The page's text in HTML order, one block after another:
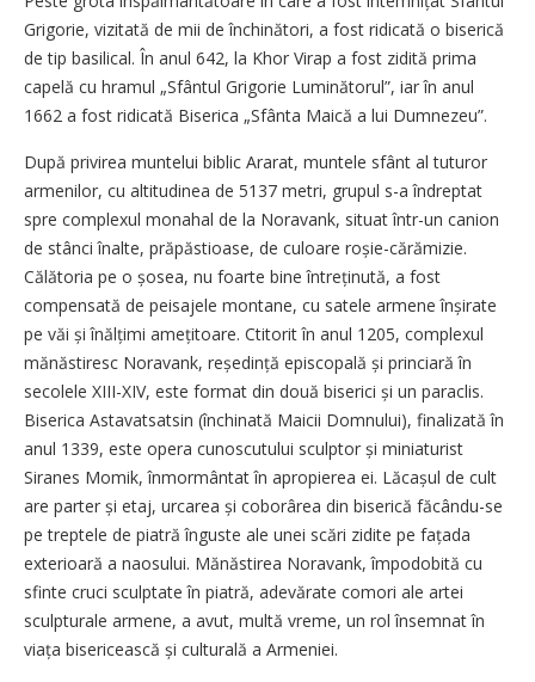
Grigorie, vizitată de mii de închinători, a fost ridicată o biserică
de tip basilical. În anul 642, la Khor Virap a fost zidită prima
capelă cu hramul „Sfântul Grigorie Luminătorul”, iar în anul
1662 a fost ridicată Biserica „Sfânta Maică a lui Dumnezeu”.
După privirea muntelui biblic Ararat, muntele sfânt al tuturor
armenilor, cu altitudinea de 5137 metri, grupul s-a îndreptat
spre complexul monahal de la Noravank, situat într-un canion
de stânci înalte, prăpăstioase, de culoare roșie-cărămizie.
Călătoria pe o șosea, nu foarte bine întreținută, a fost
compensată de peisajele montane, cu satele armene înșirate
pe văi și înălțimi amețitoare. Ctitorit în anul 1205, complexul
mănăstiresc Noravank, reședință episcopală și princiară în
secolele XIII-XIV, este format din două biserici și un paraclis.
Biserica Astavatsatsin (închinată Maicii Domnului), finalizată în
anul 1339, este opera cunoscutului sculptor și miniaturist
Siranes Momik, înmormântat în apropierea ei. Lăcașul de cult
are parter și etaj, urcarea și coborârea din biserică făcându-se
pe treptele de piatră înguste ale unei scări zidite pe fațada
exterioară a naosului. Mănăstirea Noravank, împodobită cu
sfinte cruci sculptate în piatră, adevărate comori ale artei
sculpturale armene, a avut, multă vreme, un rol însemnat în
viața bisericească și culturală a Armeniei.